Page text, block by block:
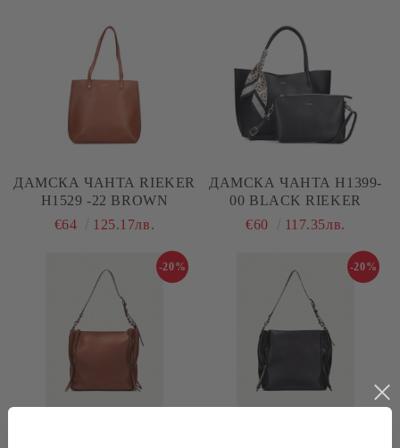
ДАМСКА ЧАНТА RIEKER
H1529 -22 BROWN
€64
125.17лв.
ДАМСКА ЧАНТА H1399-
00 BLACK RIEKER
€60
117.35лв.
-20% -20%